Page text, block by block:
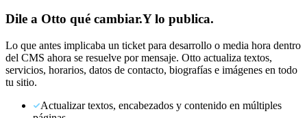
Dile a Otto qué cambiar.Y lo publica.
Lo que antes implicaba un ticket para desarrollo o media hora dentro
del CMS ahora se resuelve por mensaje. Otto actualiza textos,
servicios, horarios, datos de contacto, biografías e imágenes en todo
tu sitio.
Actualizar textos, encabezados y contenido en múltiples